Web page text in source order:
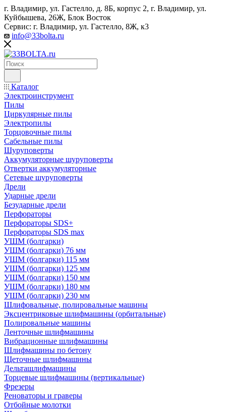
г. Владимир, ул. Гастелло, д. 8Б, корпус 2, г. Владимир, ул. ​
Куйбышева, 26Ж, Блок Восток
Сервис: г. Владимир, ул. Гастелло, 8Ж, к3
info@33bolta.ru
Каталог
Электроинструмент
Пилы
Циркулярные пилы
Электропилы
Торцовочные пилы
Сабельные пилы
Шуруповерты
Аккумуляторные шуруповерты
Отвертки аккумуляторные
Сетевые шуруповерты
Дрели
Ударные дрели
Безударные дрели
Перфораторы
Перфораторы SDS+
Перфораторы SDS max
УШМ (болгарки)
УШМ (болгарки) 76 мм
УШМ (болгарки) 115 мм
УШМ (болгарки) 125 мм
УШМ (болгарки) 150 мм
УШМ (болгарки) 180 мм
УШМ (болгарки) 230 мм
Шлифовальные, полировальные машины
Эксцентриковые шлифмашины (орбитальные)
Полировальные машины
Ленточные шлифмашины
Вибрационные шлифмашины
Шлифмашины по бетону
Щеточные шлифмашины
Дельташлифмашины
Торцевые шлифмашины (вертикальные)
Фрезеры
Реноваторы и граверы
Отбойные молотки